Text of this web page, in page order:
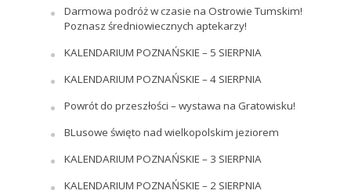
Darmowa podróż w czasie na Ostrowie Tumskim!
Poznasz średniowiecznych aptekarzy!
KALENDARIUM POZNAŃSKIE – 5 SIERPNIA
KALENDARIUM POZNAŃSKIE – 4 SIERPNIA
Powrót do przeszłości – wystawa na Gratowisku!
BLusowe święto nad wielkopolskim jeziorem
KALENDARIUM POZNAŃSKIE – 3 SIERPNIA
KALENDARIUM POZNAŃSKIE – 2 SIERPNIA